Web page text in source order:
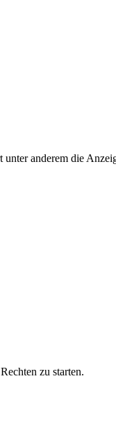
anderem die
zu starten.